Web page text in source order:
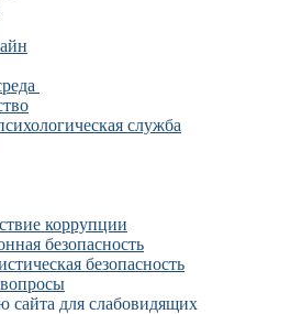
служба
коррупции
безопасность
безопасность
сайта для слабовидящих